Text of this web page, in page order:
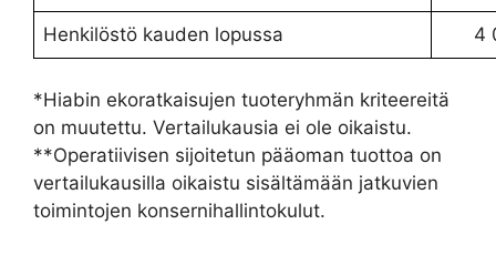
Henkilöstö kauden lopussa 4
*Hiabin ekoratkaisujen tuoteryhmän kriteereitä
on muutettu. Vertailukausia ei ole oikaistu.
**Operatiivisen sijoitetun pääoman tuottoa on
vertailukausilla oikaistu sisältämään jatkuvien
toimintojen konsernihallintokulut.